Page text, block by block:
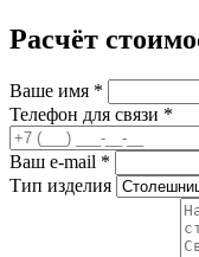
Расчёт
Ваше имя *
Телефон для связи *
Ваш e-mail *
Тип изделия